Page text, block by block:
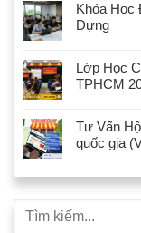
Khóa Học
Dựng
Lớp Học
TPHCM
Tư Vấn
quốc gia